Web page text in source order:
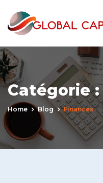
Catégorie :
Home Blog Finances